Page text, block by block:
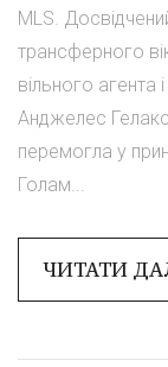
MLS.
трансферного
вільного агента
Анджелес
перемогла у
Голам...
ЧИТАТИ